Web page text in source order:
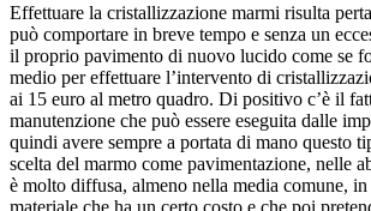
Effettuare la cristallizzazione marmi risulta
può comportare in breve tempo e senza un
il proprio pavimento di nuovo lucido come se
medio per effettuare l’intervento di
ai 15 euro al metro quadro. Di positivo c’è il
manutenzione che può essere eseguita dalle
quindi avere sempre a portata di mano questo
scelta del marmo come pavimentazione, nelle
è molto diffusa, almeno nella media comune,
materiale che ha un certo costo e che poi